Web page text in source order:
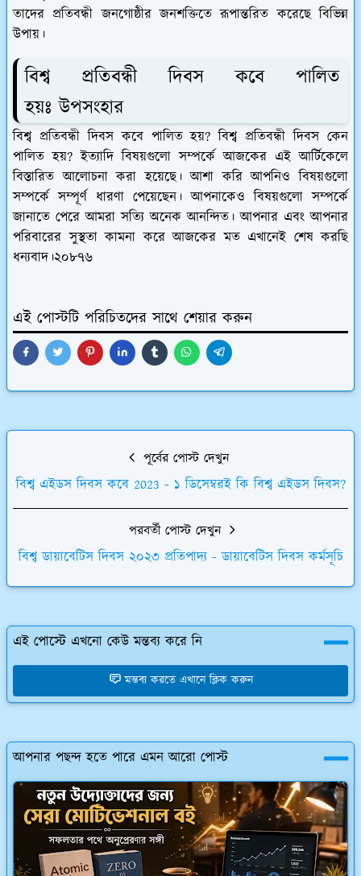
তাদের প্রতিবন্ধী জনগোষ্ঠীর জনশক্তিতে রূপান্তরিত করেছে বিভিন্ন
উপায়।
বিশ্ব প্রতিবন্ধী দিবস কবে পালিত
হয়ঃ উপসংহার
বিশ্ব প্রতিবন্ধী দিবস কবে পালিত হয়? বিশ্ব প্রতিবন্ধী দিবস কেন
পালিত হয়? ইত্যাদি বিষয়গুলো সম্পর্কে আজকের এই আর্টিকেলে
বিস্তারিত আলোচনা করা হয়েছে। আশা করি আপনিও বিষয়গুলো
সম্পর্কে সম্পূর্ণ ধারণা পেয়েছেন। আপনাকেও বিষয়গুলো সম্পর্কে
জানাতে পেরে আমরা সত্যি অনেক আনন্দিত। আপনার এবং আপনার
পরিবারের সুস্থতা কামনা করে আজকের মত এখানেই শেষ করছি
ধন্যবাদ।২০৮৭৬
এই পোস্টটি পরিচিতদের সাথে শেয়ার করুন
পূর্বের পোস্ট দেখুন
বিশ্ব এইডস দিবস কবে 2023 - ১ ডিসেম্বরই কি বিশ্ব এইডস দিবস?
পরবর্তী পোস্ট দেখুন
বিশ্ব ডায়াবেটিস দিবস ২০২৩ প্রতিপাদ্য - ডায়াবেটিস দিবস কর্মসূচি
এই পোস্টে এখনো কেউ মন্তব্য করে নি
মন্তব্য করতে এখানে ক্লিক করুন
আপনার পছন্দ হতে পারে এমন আরো পোস্ট